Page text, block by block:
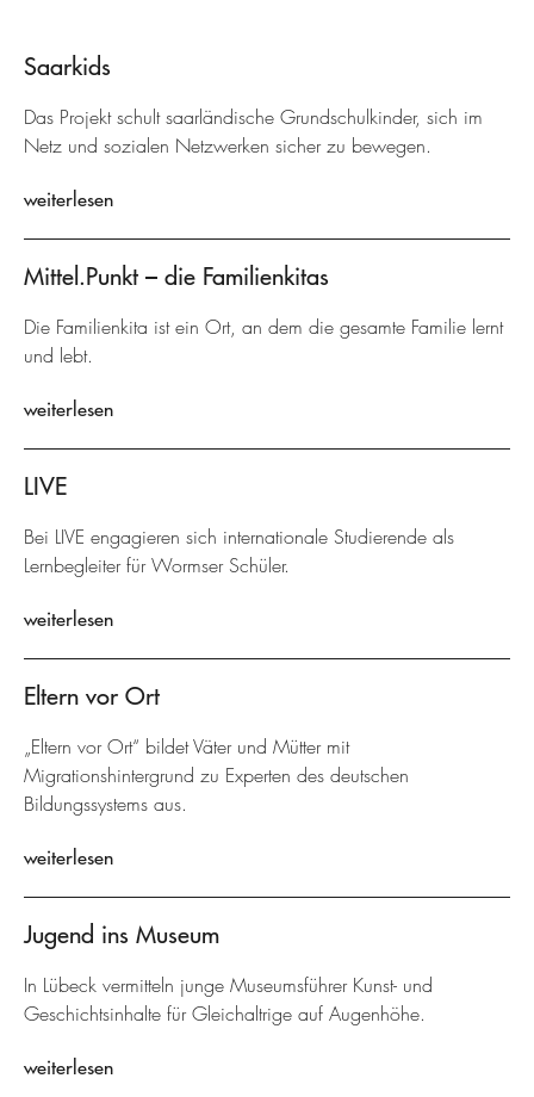
Saarkids
Das Projekt schult saarländische Grundschulkinder, sich im
Netz und sozialen Netzwerken sicher zu bewegen.
weiterlesen
Mittel.Punkt – die Familienkitas
Die Familienkita ist ein Ort, an dem die gesamte Familie lernt
und lebt.
weiterlesen
LIVE
Bei LIVE engagieren sich internationale Studierende als
Lernbegleiter für Wormser Schüler.
weiterlesen
Eltern vor Ort
„Eltern vor Ort“ bildet Väter und Mütter mit
Migrationshintergrund zu Experten des deutschen
Bildungssystems aus.
weiterlesen
Jugend ins Museum
In Lübeck vermitteln junge Museumsführer Kunst- und
Geschichtsinhalte für Gleichaltrige auf Augenhöhe.
weiterlesen